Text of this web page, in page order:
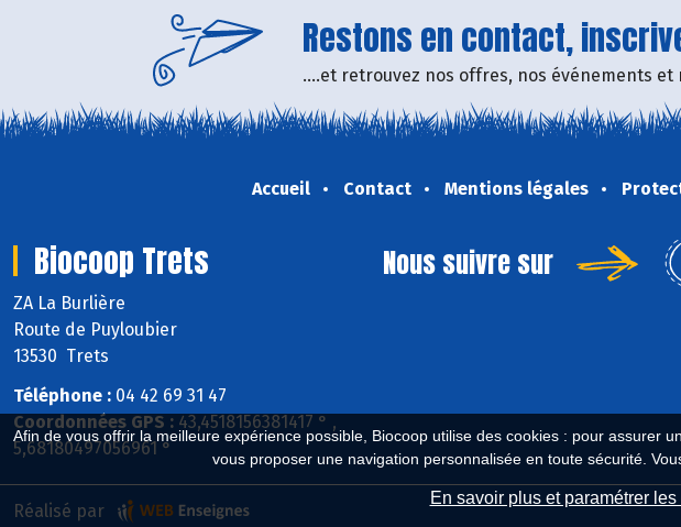
Afin de vous offrir la meilleure expérience possible, Biocoop utilise des cookies : pour
vous proposer une navigation personnalisée en toute sécurité.
En savoir plus et paramétrer
Restons en contact,
....et retrouvez nos offres, nos événements et
Accueil Contact Mentions légales
Biocoop Trets
ZA La Burlière
Route de Puyloubier
13530 Trets
Téléphone : 04 42 69 31 47
Coordonnées GPS : 43,4518156381417 ° ,
5,68180497056961 °
Nous suivre sur
Réalisé par